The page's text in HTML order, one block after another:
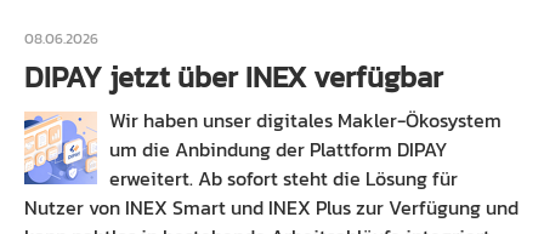
08.06.2026
DIPAY jetzt über INEX verfügbar
Wir haben unser digitales Makler-Ökosystem
um die Anbindung der Plattform DIPAY
erweitert. Ab sofort steht die Lösung für
Nutzer von INEX Smart und INEX Plus zur Verfügung und